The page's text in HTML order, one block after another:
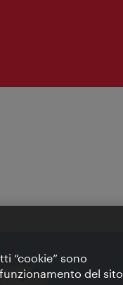
“cookie” sono
del sito